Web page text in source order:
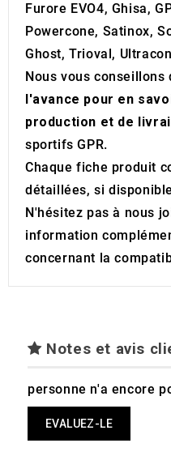
Furore EVO4, Ghisa,
Powercone, Satinox,
Ghost, Trioval,
Nous vous conseillons
l'avance pour en
production et de
sportifs GPR.
Chaque fiche produit
détaillées, si
N'hésitez pas à nous
information
concernant la
Notes et avis
personne n'a encore
EVALUEZ-LE